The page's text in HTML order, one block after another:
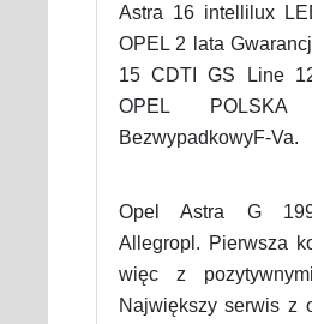
Astra 16 intellilux
OPEL 2 lata
15 CDTI GS Line
OPEL POLSKA
BezwypadkowyF-Va.
Opel Astra G
Allegropl. Pierwsza
więc z
Największy serwis z